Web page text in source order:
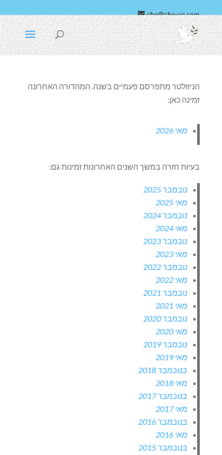
cho@cho-va.com
הערבית
Español
הניוזלטר מתפרסם פעמיים בשנה. המהדורה האחרונה
זמינה כאן:
מאי 2026
בעיות חזרה במשך השנים האחרונות זמינות גם:
נובמבר 2025
מאי 2025
נובמבר 2024
מאי 2024
נובמבר 2023
מאי 2023
נובמבר 2022
מאי 2022
נובמבר 2021
מאי 2021
נובמבר 2020
מאי 2020
נובמבר 2019
מאי 2019
בנובמבר 2018
מאי 2018
בנובמבר 2017
מאי 2017
בנובמבר 2016
מאי 2016
בנובמבר 2015